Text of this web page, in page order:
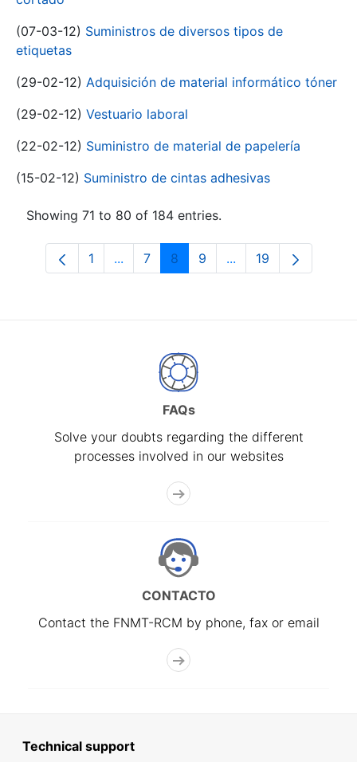
(07-03-12) Suministros de diversos tipos de
etiquetas
(29-02-12) Adquisición de material informático tóner
(29-02-12) Vestuario laboral
(22-02-12) Suministro de material de papelería
(15-02-12) Suministro de cintas adhesivas
Showing 71 to 80 of 184 entries.
Page
1 ...Intermediate Pages Use TAB to
Page
7 Page
8 Page
9 ...Intermediate Pages
Page
19
FAQs
Solve your doubts regarding the different
processes involved in our websites
CONTACTO
Contact the FNMT-RCM by phone, fax or email
Technical support